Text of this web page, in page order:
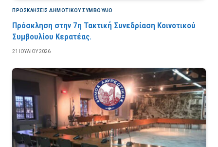
ΠΡΟΣΚΛΉΣΕΙΣ ΔΗΜΟΤΙΚΟΎ ΣΥΜΒΟΎΛΙΟ
Πρόσκληση στην 7η Τακτική Συνεδρίαση Κοινοτικού
Συμβουλίου Κερατέας.
21 ΙΟΥΛΊΟΥ 2026